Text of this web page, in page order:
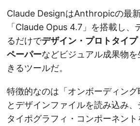
Claude DesignはAnthropicの最
「Claude Opus 4.7」を搭載し、
るだけでデザイン・プロトタイ
ペーパーなどビジュアル成果物
きるツールだ。
特徴的なのは「オンボーディング
とデザインファイルを読み込み、
タイポグラフィ・コンポーネン